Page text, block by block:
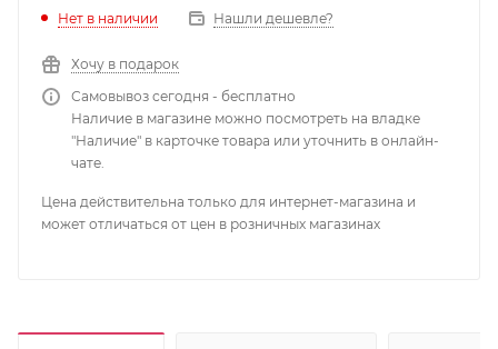
Нет в наличии Нашли дешевле?
Хочу в подарок
Самовывоз сегодня - бесплатно
Наличие в магазине можно посмотреть на владке
"Наличие" в карточке товара или уточнить в онлайн-
чате.
Цена действительна только для интернет-магазина и
может отличаться от цен в розничных магазинах